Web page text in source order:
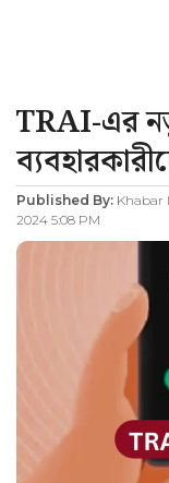
TRAI-এর
Published By: Khabar
2024 5:08 PM